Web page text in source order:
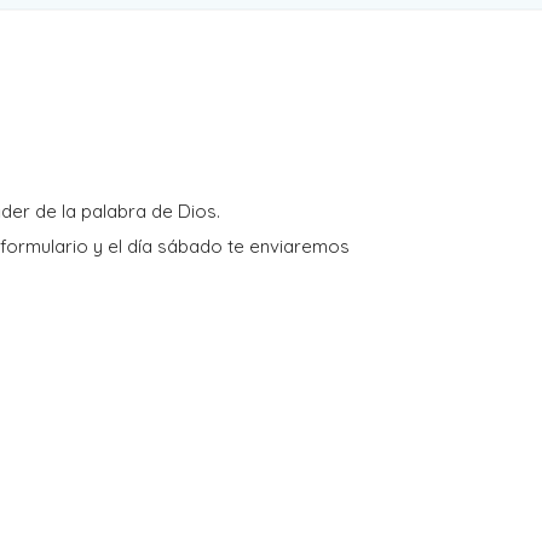
de la palabra de Dios.
y el día sábado te enviaremos